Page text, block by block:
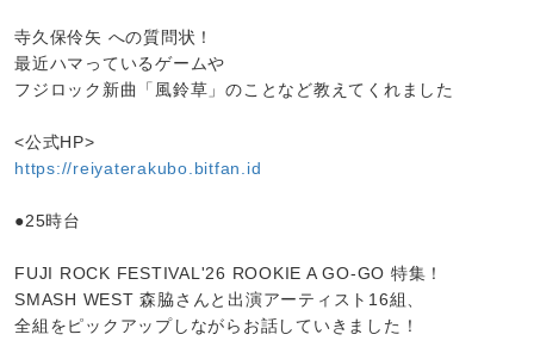
寺久保伶矢 への質問状！
最近ハマっているゲームや
フジロック新曲「風鈴草」のことなど教えてくれました
<公式HP>
https://reiyaterakubo.bitfan.id
●25時台
FUJI ROCK FESTIVAL'26 ROOKIE A GO-GO 特集！
SMASH WEST 森脇さんと出演アーティスト16組、
全組をピックアップしながらお話していきました！